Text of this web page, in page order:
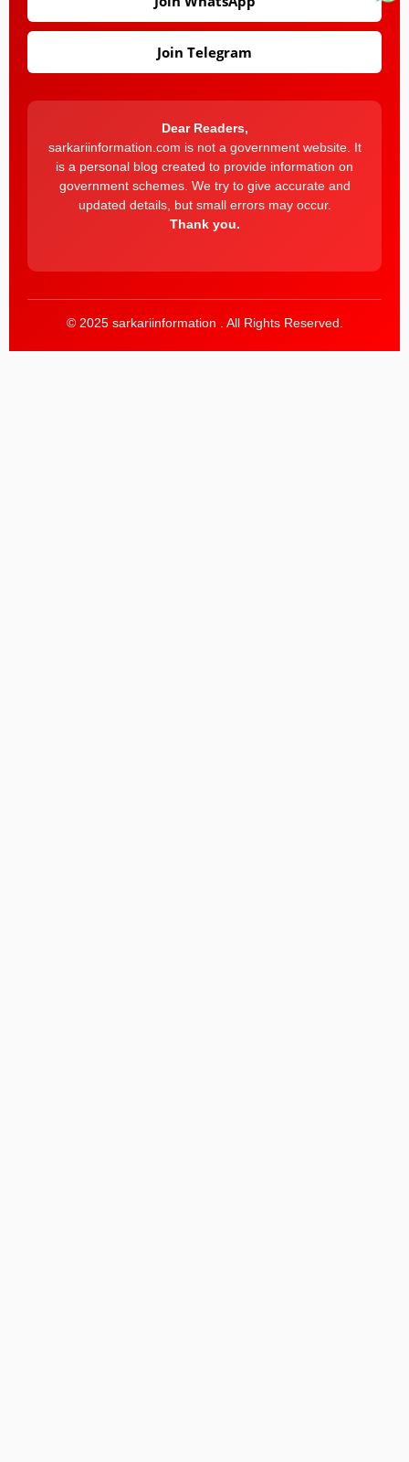
Join Telegram
Dear Readers,
sarkariinformation.com is not a government website. It
is a personal blog created to provide information on
government schemes. We try to give accurate and
updated details, but small errors may occur.
Thank you.
© 2025 sarkariinformation . All Rights Reserved.